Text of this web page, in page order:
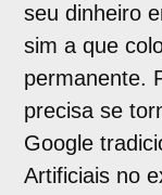
seu dinheiro
sim a que
permanente.
precisa se
Google
Artificiais no